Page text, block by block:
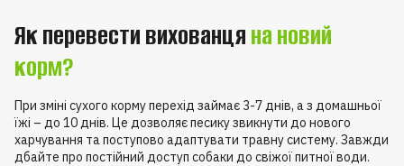
Як перевести вихованцяна новий
корм?
При зміні сухого корму перехід займає 3-7 днів, а з домашньої
їжі – до 10 днів. Це дозволяє песику звикнути до нового
харчування та поступово адаптувати травну систему. Завжди
дбайте про постійний доступ собаки до свіжої питної води.